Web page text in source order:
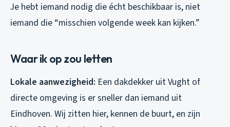
Je hebt iemand nodig die écht beschikbaar is, niet
iemand die “misschien volgende week kan kijken.”
Waar ik op zou letten
Lokale aanwezigheid: Een dakdekker uit Vught of
directe omgeving is er sneller dan iemand uit
Eindhoven. Wij zitten hier, kennen de buurt, en zijn